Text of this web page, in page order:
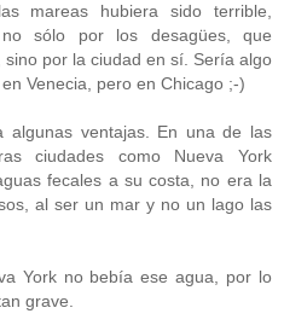
mareas hubiera sido terrible,
sólo por los desagües, que
por la ciudad en sí. Sería algo
Venecia, pero en Chicago ;-)
algunas ventajas. En una de las
ciudades como Nueva York
fecales a su costa, no era la
al ser un mar y no un lago las
York no bebía ese agua, por lo
grave.